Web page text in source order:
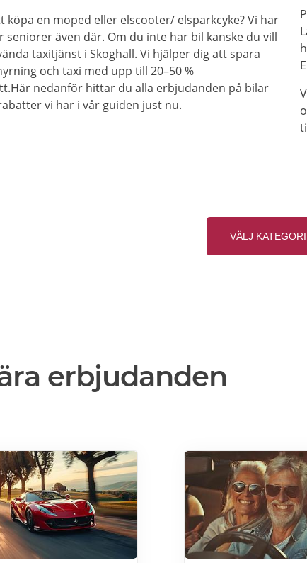
köpa en moped eller elscooter/ elsparkcyke? Vi har
även där. Om du inte har bil kanske du vill
taxitjänst i Skoghall. Vi hjälper dig att spara
och taxi med upp till 20–50 %
nedanför hittar du alla erbjudanden på bilar
vi har i vår guiden just nu.
erbjudanden